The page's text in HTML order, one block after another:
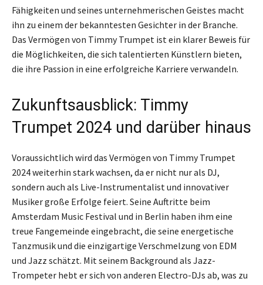
Fähigkeiten und seines unternehmerischen Geistes macht
ihn zu einem der bekanntesten Gesichter in der Branche.
Das Vermögen von Timmy Trumpet ist ein klarer Beweis für
die Möglichkeiten, die sich talentierten Künstlern bieten,
die ihre Passion in eine erfolgreiche Karriere verwandeln.
Zukunftsausblick: Timmy
Trumpet 2024 und darüber hinaus
Voraussichtlich wird das Vermögen von Timmy Trumpet
2024 weiterhin stark wachsen, da er nicht nur als DJ,
sondern auch als Live-Instrumentalist und innovativer
Musiker große Erfolge feiert. Seine Auftritte beim
Amsterdam Music Festival und in Berlin haben ihm eine
treue Fangemeinde eingebracht, die seine energetische
Tanzmusik und die einzigartige Verschmelzung von EDM
und Jazz schätzt. Mit seinem Background als Jazz-
Trompeter hebt er sich von anderen Electro-DJs ab, was zu